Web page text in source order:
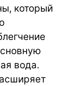
который
вода.